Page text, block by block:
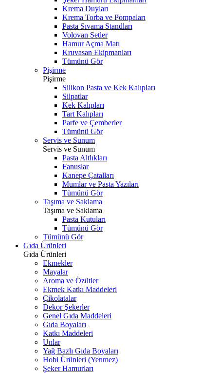
Krema Duyları
Krema Torba ve Pompaları
Pasta Sıvama Standları
Volovan Setler
Hamur Açma Matı
Kruvasan Ekipmanları
Tümünü Gör
Pişirme
Pişirme
Silikon Pasta ve Kek Kalıpları
Silpatlar
Kek Kalıpları
Tart Kalıpları
Parfe ve Çemberler
Tümünü Gör
Servis ve Sunum
Servis ve Sunum
Pasta Altlıkları
Fanuslar
Kanepe Çatalları
Mumlar ve Pasta Yazıları
Tümünü Gör
Taşıma ve Saklama
Taşıma ve Saklama
Pasta Kutuları
Tümünü Gör
Tümünü Gör
Gıda Ürünleri
Gıda Ürünleri
Ekmekler
Mayalar
Aroma ve Özütler
Ekmek Katkı Maddeleri
Çikolatalar
Dekor Şekerler
Genel Gıda Maddeleri
Gıda Boyaları
Katkı Maddeleri
Unlar
Yağ Bazlı Gıda Boyaları
Hobi Ürünleri (Yenmez)
Şeker Hamurları